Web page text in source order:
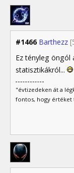
#1466 Barthezz
Ez tényleg öngól
statisztikákról...
"évtizedeken át a
fontos, hogy értéket